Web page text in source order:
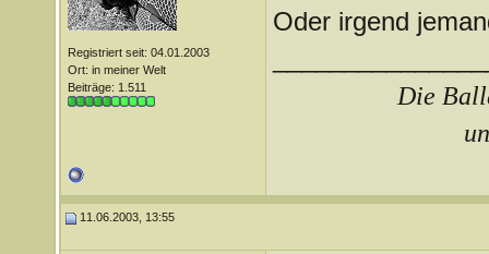
Registriert seit: 04.01.2003
Ort: in meiner Welt
Beiträge: 1.511
Oder irgend
Die
11.06.2003, 13:55